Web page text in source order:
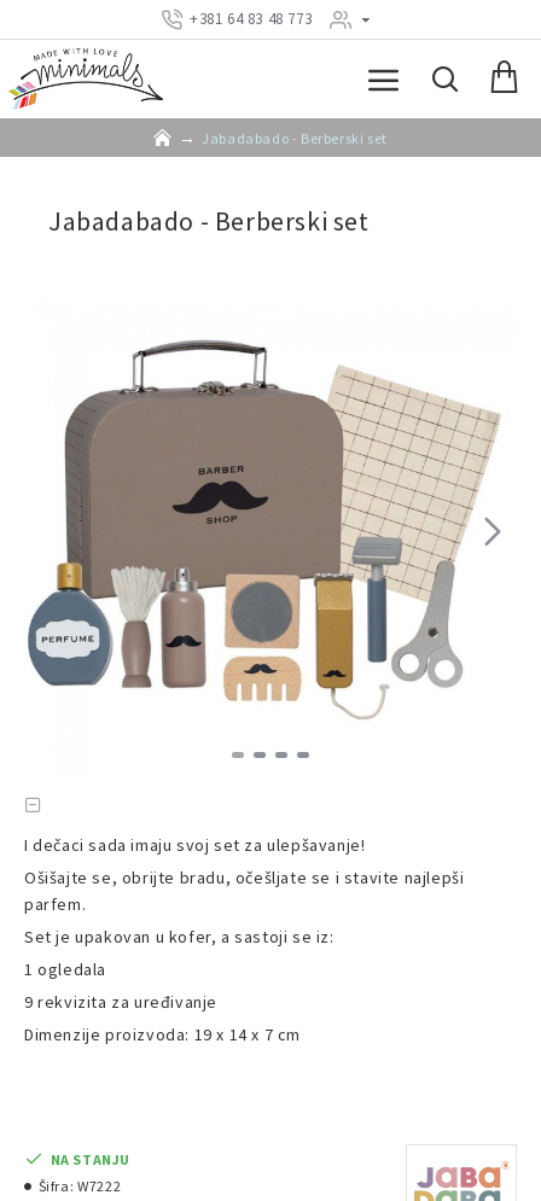
+381 64 83 48 773
Jabadabado - Berberski set
Jabadabado - Berberski set
I dečaci sada imaju svoj set za ulepšavanje!
Ošišajte se, obrijte bradu, očešljate se i stavite najlepši
parfem.
Set je upakovan u kofer, a sastoji se iz:
1 ogledala
9 rekvizita za uređivanje
Dimenzije proizvoda: 19 x 14 x 7 cm
NA STANJU
Šifra: W7222